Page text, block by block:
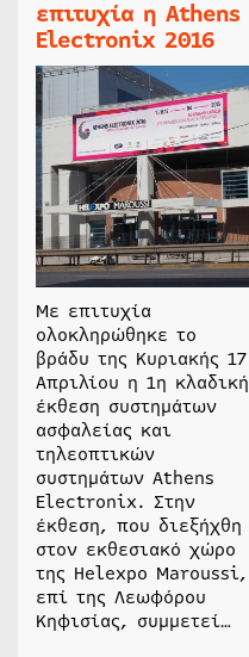
επιτυχία η Athens
Electronix 2016
Με επιτυχία
ολοκληρώθηκε το
βράδυ της Κυριακής 17
Απριλίου η 1η κλαδική
έκθεση συστημάτων
ασφαλείας και
τηλεοπτικών
συστημάτων Athens
Electronix. Στην
έκθεση, που διεξήχθη
στον εκθεσιακό χώρο
της Helexpo Maroussi,
επί της Λεωφόρου
Κηφισίας, συμμετεί…